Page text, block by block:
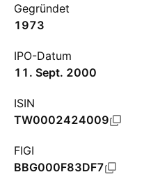
Gegründet
1973
IPO-Datum
11. Sept. 2000
ISIN
TW0002424009
FIGI
BBG000F83DF7